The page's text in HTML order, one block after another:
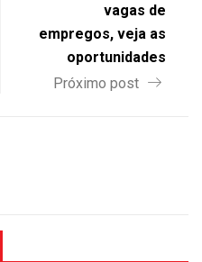
vagas de
empregos, veja as
oportunidades
Próximo post